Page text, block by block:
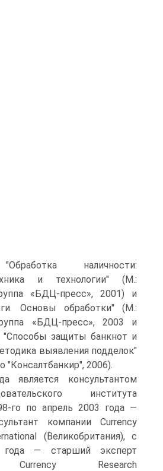
наличности:
и технологии" (М.:
«БДЦ-пресс», 2001) и
Основы обработки" (М.:
«БДЦ-пресс», 2003 и
защиты банкнот и
выявления подделок"
"Консалтбанкир", 2006).
является консультантом
института
го по апрель 2003 года —
компании Currency
(Великобритания), с
года — старший эксперт
Currency Research